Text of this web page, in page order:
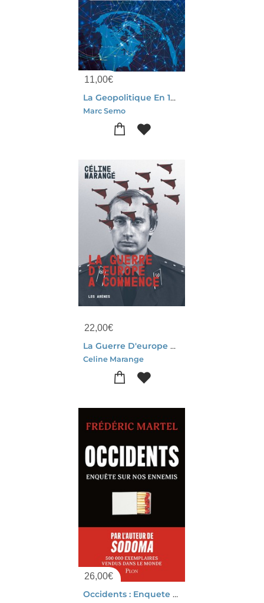
11,00€
La Geopolitique En 100 Questions : Comprendre Le Monde De Demain
Marc Semo
22,00€
La Guerre D'europe A Commence
Celine Marange
26,00€
Occidents : Enquete Sur Nos Ennemis